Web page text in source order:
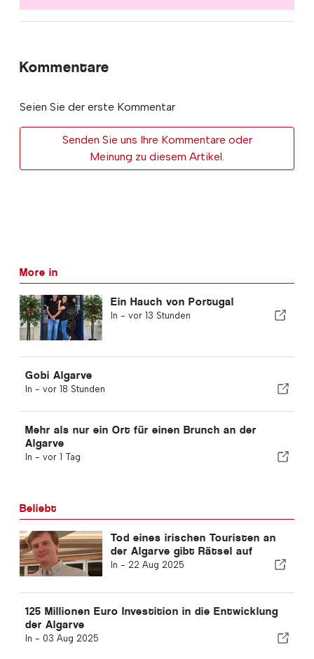
Kommentare
Seien Sie der erste Kommentar
Senden Sie uns Ihre Kommentare oder
Meinung zu diesem Artikel.
More in
Ein Hauch von Portugal
In - vor 13 Stunden
Gobi Algarve
In - vor 18 Stunden
Mehr als nur ein Ort für einen Brunch an der
Algarve
In - vor 1 Tag
Beliebt
Tod eines irischen Touristen an
der Algarve gibt Rätsel auf
In - 22 Aug 2025
125 Millionen Euro Investition in die Entwicklung
der Algarve
In - 03 Aug 2025